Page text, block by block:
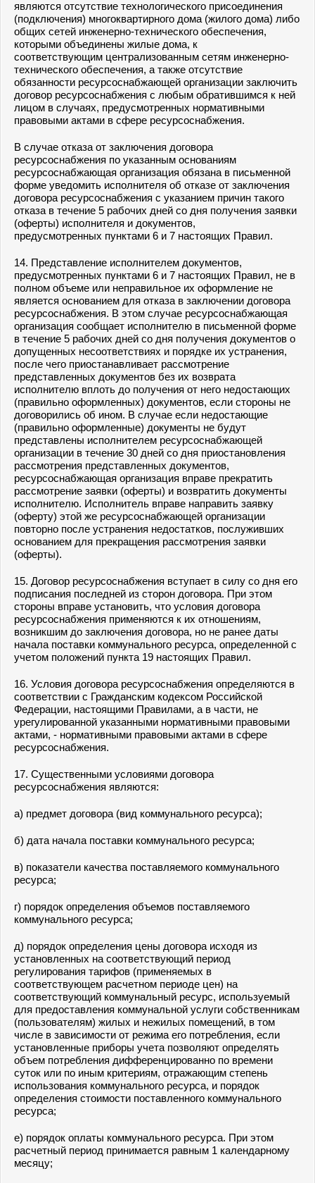
являются отсутствие технологического присоединения
(подключения) многоквартирного дома (жилого дома) либо
общих сетей инженерно-технического обеспечения,
которыми объединены жилые дома, к
соответствующим централизованным сетям инженерно-
технического обеспечения, а также отсутствие
обязанности ресурсоснабжающей организации заключить
договор ресурсоснабжения с любым обратившимся к ней
лицом в случаях, предусмотренных нормативными
правовыми актами в сфере ресурсоснабжения.
В случае отказа от заключения договора
ресурсоснабжения по указанным основаниям
ресурсоснабжающая организация обязана в письменной
форме уведомить исполнителя об отказе от заключения
договора ресурсоснабжения с указанием причин такого
отказа в течение 5 рабочих дней со дня получения заявки
(оферты) исполнителя и документов,
предусмотренных пунктами 6 и 7 настоящих Правил.
14. Представление исполнителем документов,
предусмотренных пунктами 6 и 7 настоящих Правил, не в
полном объеме или неправильное их оформление не
является основанием для отказа в заключении договора
ресурсоснабжения. В этом случае ресурсоснабжающая
организация сообщает исполнителю в письменной форме
в течение 5 рабочих дней со дня получения документов о
допущенных несоответствиях и порядке их устранения,
после чего приостанавливает рассмотрение
представленных документов без их возврата
исполнителю вплоть до получения от него недостающих
(правильно оформленных) документов, если стороны не
договорились об ином. В случае если недостающие
(правильно оформленные) документы не будут
представлены исполнителем ресурсоснабжающей
организации в течение 30 дней со дня приостановления
рассмотрения представленных документов,
ресурсоснабжающая организация вправе прекратить
рассмотрение заявки (оферты) и возвратить документы
исполнителю. Исполнитель вправе направить заявку
(оферту) этой же ресурсоснабжающей организации
повторно после устранения недостатков, послуживших
основанием для прекращения рассмотрения заявки
(оферты).
15. Договор ресурсоснабжения вступает в силу со дня его
подписания последней из сторон договора. При этом
стороны вправе установить, что условия договора
ресурсоснабжения применяются к их отношениям,
возникшим до заключения договора, но не ранее даты
начала поставки коммунального ресурса, определенной с
учетом положений пункта 19 настоящих Правил.
16. Условия договора ресурсоснабжения определяются в
соответствии с Гражданским кодексом Российской
Федерации, настоящими Правилами, а в части, не
урегулированной указанными нормативными правовыми
актами, - нормативными правовыми актами в сфере
ресурсоснабжения.
17. Существенными условиями договора
ресурсоснабжения являются:
а) предмет договора (вид коммунального ресурса);
б) дата начала поставки коммунального ресурса;
в) показатели качества поставляемого коммунального
ресурса;
г) порядок определения объемов поставляемого
коммунального ресурса;
д) порядок определения цены договора исходя из
установленных на соответствующий период
регулирования тарифов (применяемых в
соответствующем расчетном периоде цен) на
соответствующий коммунальный ресурс, используемый
для предоставления коммунальной услуги собственникам
(пользователям) жилых и нежилых помещений, в том
числе в зависимости от режима его потребления, если
установленные приборы учета позволяют определять
объем потребления дифференцированно по времени
суток или по иным критериям, отражающим степень
использования коммунального ресурса, и порядок
определения стоимости поставленного коммунального
ресурса;
е) порядок оплаты коммунального ресурса. При этом
расчетный период принимается равным 1 календарному
месяцу;